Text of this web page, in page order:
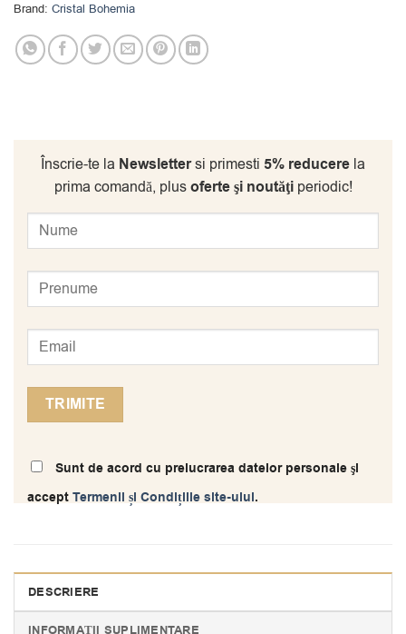
Brand: Cristal Bohemia
Înscrie-te la Newslettersi primesti 5% reducere la
prima comandă, plusoferte şi noutăţiperiodic!
Sunt de acord cu prelucrarea datelor personale şi
acceptTermenii și Condițiile site-ului.
DESCRIERE
INFORMAȚII SUPLIMENTARE